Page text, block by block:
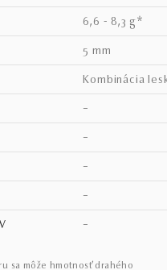
6,6 - 8,3 g*
5 mm
kombinácia
–
–
–
–
–
sa môže hmotnosť drahého